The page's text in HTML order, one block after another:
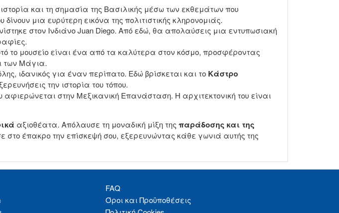
και τη σημασία της Βασιλικής μέσω των εκθεμάτων που
μια ευρύτερη εικόνα της πολιτιστικής κληρονομιάς.
στον Ινδιάνο Juan Diego. Από εδώ, θα απολαύσεις μια εντυπωσιακή
το μουσείο είναι ένα από τα καλύτερα στον κόσμο, προσφέροντας
των Μάγια.
ιδανικός για έναν περίπατο. Εδώ βρίσκεται και το Κάστρο
την ιστορία του τόπου.
αφιερώνεται στην Μεξικανική Επανάσταση. Η αρχιτεκτονική του είναι
αξιοθέατα. Απόλαυσε τη μοναδική μίξη της παράδοσης και της
στο έπακρο την επίσκεψή σου, εξερευνώντας κάθε γωνιά αυτής της
FAQ
Όροι και Προϋποθέσεις